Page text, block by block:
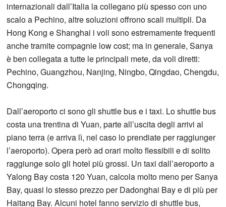
internazionali dall’Italia la collegano più spesso con uno
scalo a Pechino, altre soluzioni offrono scali multipli. Da
Hong Kong e Shanghai i voli sono estremamente frequenti
anche tramite compagnie low cost; ma in generale, Sanya
è ben collegata a tutte le principali mete, da voli diretti:
Pechino, Guangzhou, Nanjing, Ningbo, Qingdao, Chengdu,
Chongqing.
Dall’aeroporto ci sono gli shuttle bus e i taxi. Lo shuttle bus
costa una trentina di Yuan, parte all’uscita degli arrivi al
piano terra (e arriva lì, nel caso lo prendiate per raggiunger
l’aeroporto). Opera però ad orari molto flessibili e di solito
raggiunge solo gli hotel più grossi. Un taxi dall’aeroporto a
Yalong Bay costa 120 Yuan, calcola molto meno per Sanya
Bay, quasi lo stesso prezzo per Dadonghai Bay e di più per
Haitang Bay. Alcuni hotel fanno servizio di shuttle bus,